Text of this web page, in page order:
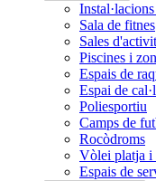
Sala de fitnes
Sales
Piscines i
Espais de
Espai de
Poliesportiu
Camps de
Rocòdroms
Vòlei platja i
Espais de